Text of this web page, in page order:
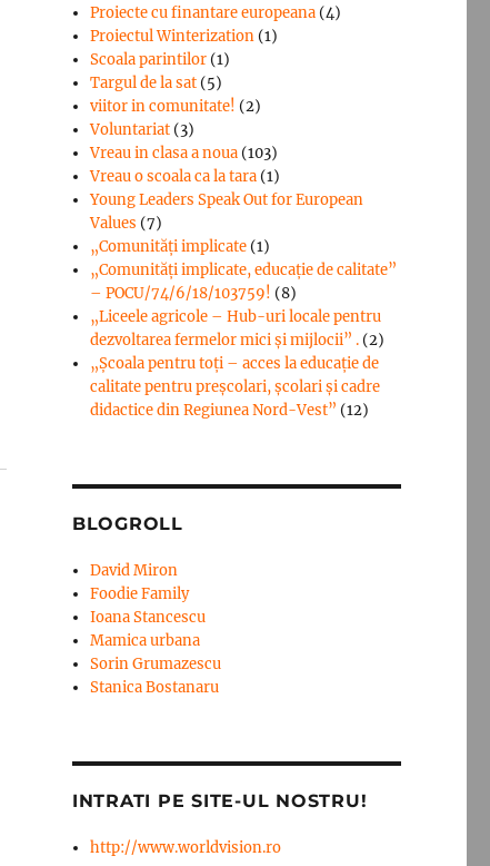
Proiecte cu finantare europeana (4)
Proiectul Winterization (1)
Scoala parintilor (1)
Targul de la sat (5)
viitor in comunitate! (2)
Voluntariat (3)
Vreau in clasa a noua (103)
Vreau o scoala ca la tara (1)
Young Leaders Speak Out for European
Values (7)
„Comunități implicate (1)
„Comunități implicate, educație de calitate”
– POCU/74/6/18/103759! (8)
„Liceele agricole – Hub-uri locale pentru
dezvoltarea fermelor mici şi mijlocii” . (2)
„Școala pentru toți – acces la educație de
calitate pentru preșcolari, școlari și cadre
didactice din Regiunea Nord-Vest” (12)
BLOGROLL
David Miron
Foodie Family
Ioana Stancescu
Mamica urbana
Sorin Grumazescu
Stanica Bostanaru
INTRATI PE SITE-UL NOSTRU!
http://www.worldvision.ro